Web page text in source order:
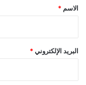
*
الاسم *
البريد الإلكتروني *